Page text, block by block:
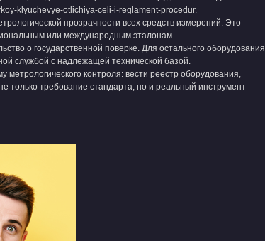
klyuchevye-otlichiya-celi-i-reglament-procedur.
прозрачности всех средств измерений. Это
или международным эталонам.
о государственной поверке. Для остального оборудования
службой с надлежащей технической базой.
контроля: вести реестр оборудования,
только требование стандарта, но и реальный инструмент